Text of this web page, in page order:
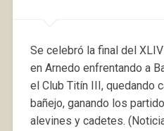
Se celebró la final del
en Arnedo enfrentando a
el Club Titín III, quedando
bañejo, ganando los
alevines y cadetes.